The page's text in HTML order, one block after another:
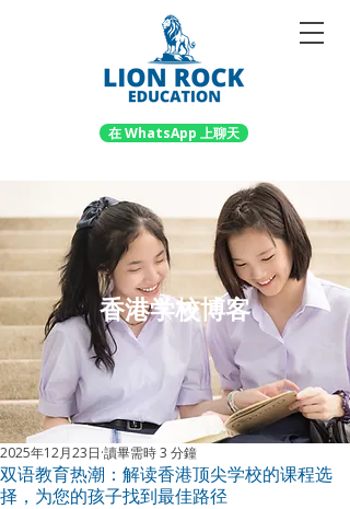
在 WhatsApp 上聊天
香港学校博客
双语教育热潮：解读香港顶尖学校的课程选
择，为您的孩子找到最佳路径
2025年12月23日 讀畢需時 3 分鐘